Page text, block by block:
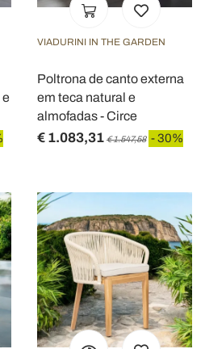
e
VIADURINI IN THE GARDEN
Poltrona de canto externa
em teca natural e
almofadas - Circe
€ 1.083,31 € 1.547,58 - 30%